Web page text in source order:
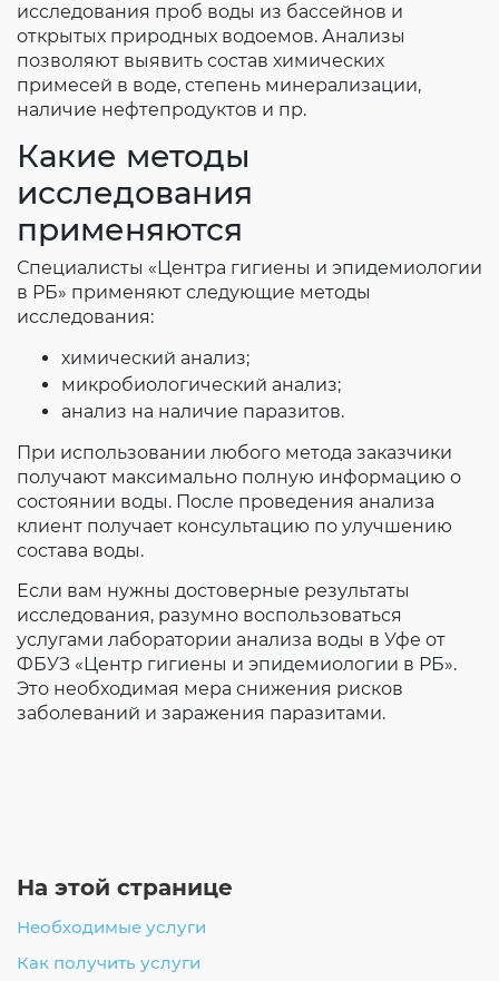
исследования проб воды из бассейнов и
открытых природных водоемов. Анализы
позволяют выявить состав химических
примесей в воде, степень минерализации,
наличие нефтепродуктов и пр.
Какие методы
исследования
применяются
Специалисты «Центра гигиены и эпидемиологии
в РБ» применяют следующие методы
исследования:
химический анализ;
микробиологический анализ;
анализ на наличие паразитов.
При использовании любого метода заказчики
получают максимально полную информацию о
состоянии воды. После проведения анализа
клиент получает консультацию по улучшению
состава воды.
Если вам нужны достоверные результаты
исследования, разумно воспользоваться
услугами лаборатории анализа воды в Уфе от
ФБУЗ «Центр гигиены и эпидемиологии в РБ».
Это необходимая мера снижения рисков
заболеваний и заражения паразитами.
На этой странице
Необходимые услуги
Как получить услуги